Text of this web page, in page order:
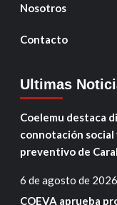
Nosotros
Contacto
Ultimas
Coelemu destaca
connotación
preventivo de
6 de agosto de 2026
COEVA aprueba